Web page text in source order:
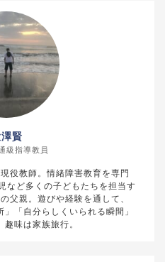
賢
級指導教員
役教師。情緒障害教育を専門
など多くの子どもたちを担当す
父親。遊びや経験を通して、
「自分らしくいられる瞬間」
味は家族旅行。